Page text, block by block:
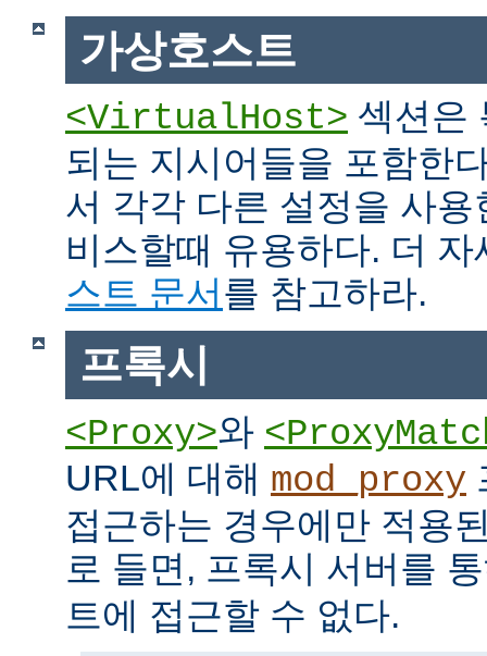
가상호스트
<VirtualHost> 섹션은
되는 지시어들을 포함한
서 각각 다른 설정을 사
비스할때 유용하다. 더
스트 문서를 참고하라.
프록시
<Proxy>와
URL에 대해 mod_proxy
접근하는 경우에만 적용
로 들면, 프록시 서버를
트에 접근할 수 없다.